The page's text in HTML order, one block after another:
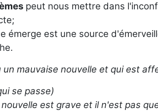
peut nous mettre dans
émerge est une source
un mauvaise nouvelle et qui est
se passe)
est grave et il n'est pas